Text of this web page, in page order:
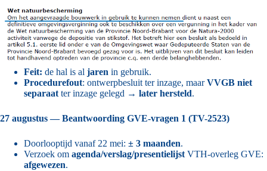
Feit: de hal is al jaren in gebruik.
Procedurefout: ontwerpbesluit ter inzage, maarVVGB niet
separaat ter inzage gelegd → later hersteld.
27 augustus — Beantwoording GVE-vragen 1 (TV-2523)
Doorlooptijd vanaf 22 mei: ± 3 maanden.
Verzoek om agenda/verslag/presentielijst VTH-overleg GVE:
afgewezen.